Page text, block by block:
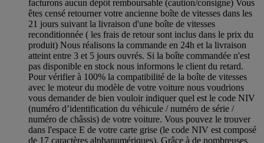
facturons aucun dépôt remboursable (caution/consigne) Vous
êtes censé retourner votre ancienne boîte de vitesses dans les
21 jours suivant la livraison d'une boîte de vitesses
reconditionnée ( les frais de retour sont inclus dans le prix du
produit) Nous réalisons la commande en 24h et la livraison
atteint entre 3 et 5 jours ouvrés. Si la boîte commandée n'est
pas disponible en stock nous informons le client du retard.
Pour vérifier à 100% la compatibilité de la boîte de vitesses
avec le moteur du modèle de votre voiture nous voudrions
vous demander de bien vouloir indiquer quel est le code NIV
(numéro d’identification du véhicule / numéro de série /
numéro de châssis) de votre voiture. Vous pouvez le trouver
dans l'espace E de votre carte grise (le code NIV est composé
de 17 caractères alphanumériques). Grâce à de nombreuses